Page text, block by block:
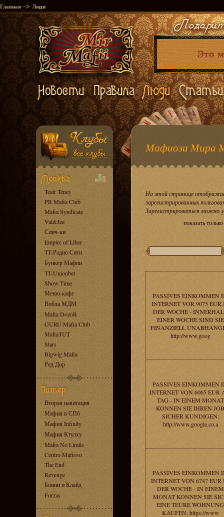
Главная -> Люди
Teatr Teney
PR Mafia Club
Mafia Syndicate
Val&Jee
Спич-ки
Empire of Liber
TT-Радио Сити
Бункер Мафии
TT-Unionbet
Show Time
Меню-кафе
Вобла МДМ
Mafia DozoR
GURU Mafia Club
MafiaTUT
Stars
Bigwig Mafia
Ред Дор
Вторая навигация
Мафия в СПб
Мафия Infinity
Мафия Ктулху
Mafia No Limits
Centro Mafioso
The End
Revenge
Бонни и Клайд
Forzas
Мафиози Мира
На этой странице
зарегистрированных
Зарегистрироваться можно
показать
PASSIVES EINKOMMEN
INTERNET VOR 9075 EUR
DER WOCHE -
EINER WOCHE SIND SIE
FINANZIELL
http://www.goog
PASSIVES EINKOMMEN
INTERNET VON 6065 EUR
TAG - IN EINEM MONAT
KONNEN SIE IHREN JOB
SICHER KUNDIGEN:
http://www.google.co.a
PASSIVES EINKOMMEN
INTERNET VON 6747 EUR
DER WOCHE - IN EINEM
MONAT KONNEN SIE
EINE TEURE WOHNUNG
KAUFEN: https://www